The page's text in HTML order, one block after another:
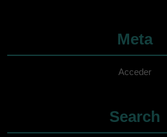
Meta
Acceder
Search